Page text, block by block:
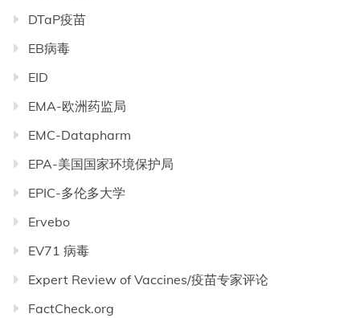
DTaP疫苗
EB病毒
EID
EMA-欧洲药监局
EMC-Datapharm
EPA-美国国家环境保护局
EPIC-多伦多大学
Ervebo
EV71 病毒
Expert Review of Vaccines/疫苗专家评论
FactCheck.org